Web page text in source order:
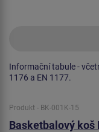
Informační tabule -
1176 a EN 1177.
Produkt - BK-001K-15
Basketbalový koš